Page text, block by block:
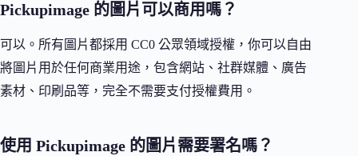
Pickupimage 的圖片可以商用嗎？
可以。所有圖片都採用 CC0 公眾領域授權，你可以自由
將圖片用於任何商業用途，包含網站、社群媒體、廣告
素材、印刷品等，完全不需要支付授權費用。
使用 Pickupimage 的圖片需要署名嗎？